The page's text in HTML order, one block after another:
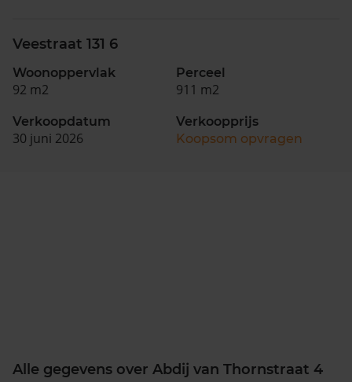
Veestraat 131 6
Woonoppervlak
92 m2
Perceel
911 m2
Verkoopdatum
30 juni 2026
Verkoopprijs
Koopsom opvragen
Alle gegevens over Abdij van Thornstraat 4